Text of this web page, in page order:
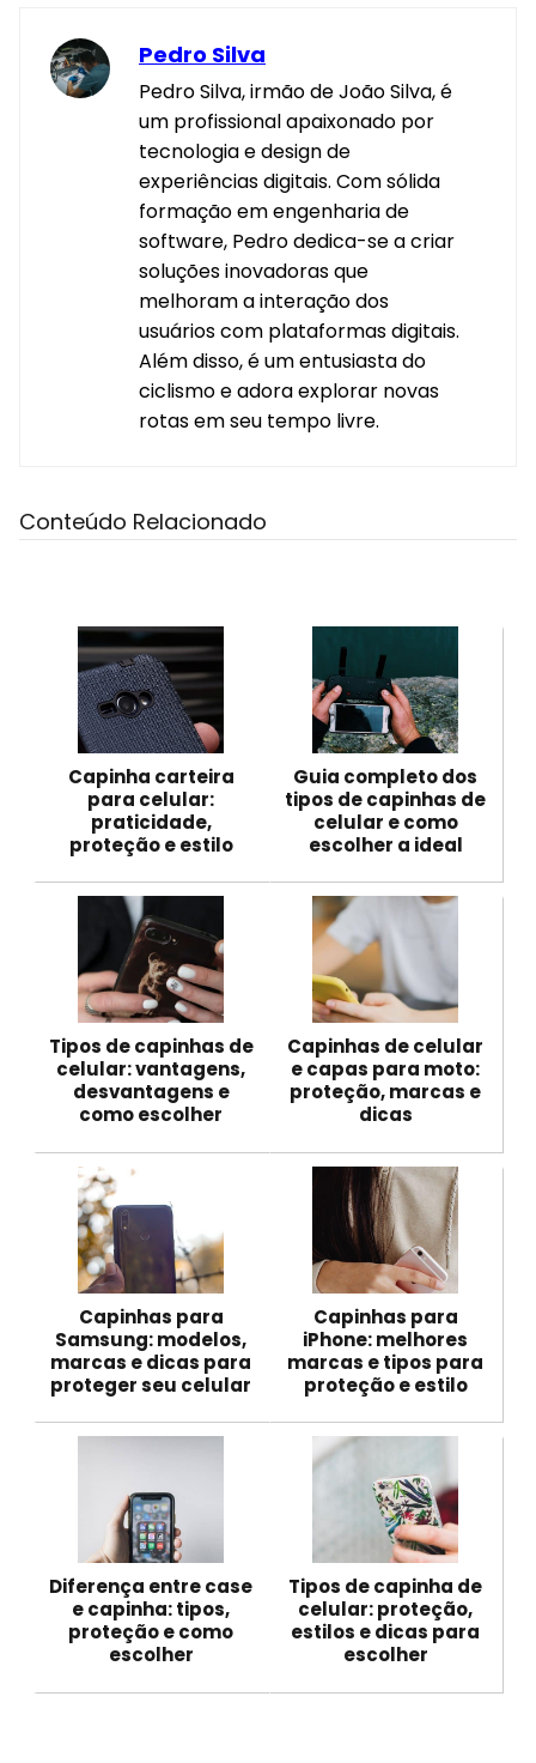
Pedro Silva
Pedro Silva, irmão de João Silva, é
um profissional apaixonado por
tecnologia e design de
experiências digitais. Com sólida
formação em engenharia de
software, Pedro dedica-se a criar
soluções inovadoras que
melhoram a interação dos
usuários com plataformas digitais.
Além disso, é um entusiasta do
ciclismo e adora explorar novas
rotas em seu tempo livre.
Conteúdo Relacionado
Capinha carteira
para celular:
praticidade,
proteção e estilo
Guia completo dos
tipos de capinhas de
celular e como
escolher a ideal
Tipos de capinhas de
celular: vantagens,
desvantagens e
como escolher
Capinhas de celular
e capas para moto:
proteção, marcas e
dicas
Capinhas para
Samsung: modelos,
marcas e dicas para
proteger seu celular
Capinhas para
iPhone: melhores
marcas e tipos para
proteção e estilo
Diferença entre case
e capinha: tipos,
proteção e como
escolher
Tipos de capinha de
celular: proteção,
estilos e dicas para
escolher